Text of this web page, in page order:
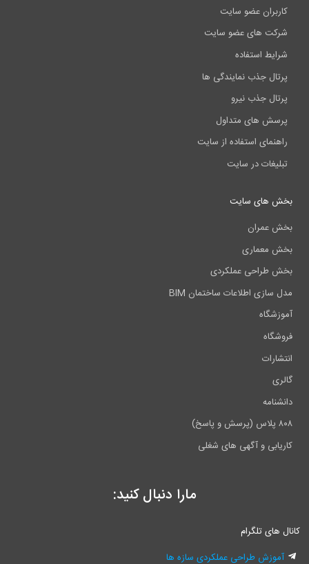
کاربران عضو سایت
شرکت های عضو سایت
شرایط استفاده
پرتال جذب نمایندگی ها
پرتال جذب نیرو
پرسش های متداول
راهنمای استفاده از سایت
تبلیغات در سایت
بخش های سایت
بخش عمران
بخش معماری
بخش طراحی عملکردی
مدل سازی اطلاعات ساختمان BIM
آموزشگاه
فروشگاه
انتشارات
گالری
دانشنامه
۸۰۸ پلاس (پرسش و پاسخ)
کاریابی و آگهی های شغلی
مارا دنبال کنید:
کانال های تلگرام
آموزش طراحی عملکردی سازه ها